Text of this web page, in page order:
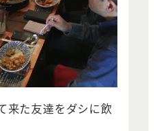
来た友達をダシに飲